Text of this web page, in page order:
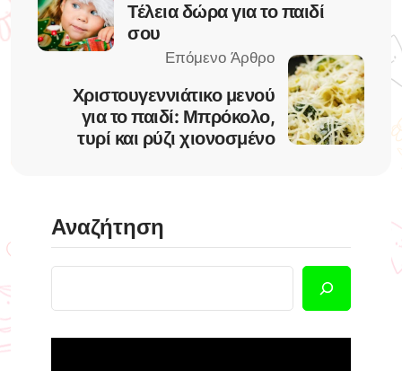
Τέλεια δώρα για το παιδί
σου
Χριστουγεννιάτικο μενού
για το παιδί: Μπρόκολο,
τυρί και ρύζι χιονοσμένο
Αναζήτηση